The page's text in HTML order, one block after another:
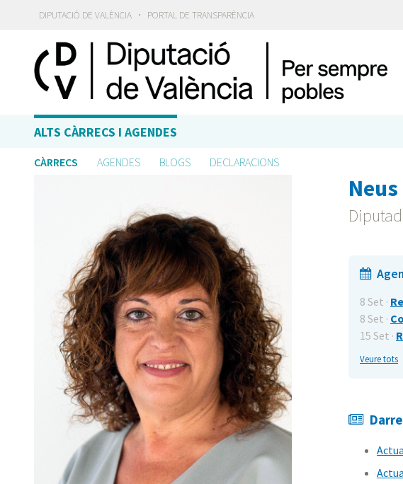
DIPUTACIÓ DE VALÈNCIA · PORTAL DE TRANSPARÈNCIA
ALTS CÀRRECS I AGENDES
CÀRRECS AGENDES BLOGS DECLARACIONS
8 Set ·
8 Set ·
15 Set ·
Veure tots